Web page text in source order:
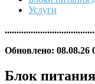
Услуги
Обновлено: 08.08.26
Блок